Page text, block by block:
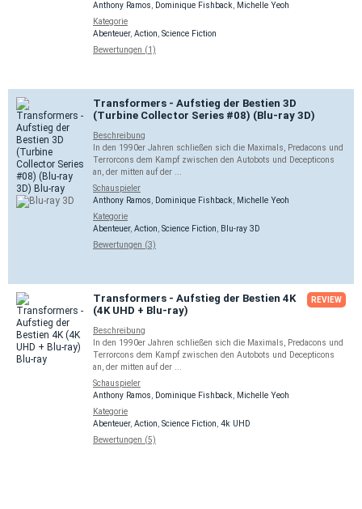
Anthony Ramos
Dominique Fishback
Michelle Yeoh
Kategorie
Abenteuer, Action Science Fiction
Bewertungen (1)
Transformers - Aufstieg der Bestien 3D
(Turbine Collector Series #08) (Blu-ray 3D)
Beschreibung
In den 1990er Jahren schließen sich die Maximals, Predacons und
Terrorcons dem Kampf zwischen den Autobots und Decepticons
an, der mitten auf der ...
Schauspieler
Anthony Ramos
Dominique Fishback
Michelle Yeoh
Kategorie
Abenteuer, Action Science Fiction
Blu-ray 3D
Bewertungen (3)
Transformers - Aufstieg der Bestien 4K
(4K UHD + Blu-ray)
REVIEW
Beschreibung
In den 1990er Jahren schließen sich die Maximals, Predacons und
Terrorcons dem Kampf zwischen den Autobots und Decepticons
an, der mitten auf der ...
Schauspieler
Anthony Ramos
Dominique Fishback
Michelle Yeoh
Kategorie
Abenteuer, Action Science Fiction 4k UHD
Bewertungen (5)